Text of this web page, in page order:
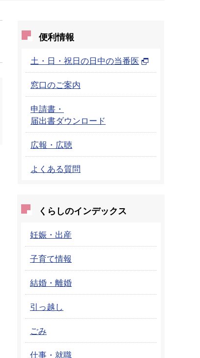
便利情報
土・日・祝日の日中の当番医
窓口のご案内
申請書・
届出書ダウンロード
広報・広聴
よくある質問
くらしのインデックス
妊娠・出産
子育て情報
結婚・離婚
引っ越し
ごみ
仕事・就職